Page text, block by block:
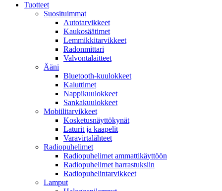
Tuotteet
Suosituimmat
Autotarvikkeet
Kaukosäätimet
Lemmikkitarvikkeet
Radonmittari
Valvontalaitteet
Ääni
Bluetooth-kuulokkeet
Kaiuttimet
Nappikuulokkeet
Sankakuulokkeet
Mobiilitarvikkeet
Kosketusnäyttökynät
Laturit ja kaapelit
Varavirtalähteet
Radiopuhelimet
Radiopuhelimet ammattikäyttöön
Radiopuhelimet harrastuksiin
Radiopuhelintarvikkeet
Lamput